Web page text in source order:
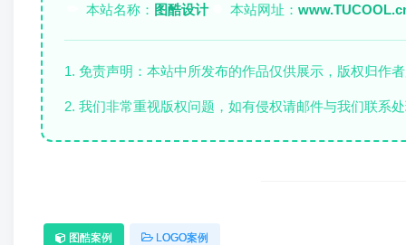
本站名称： 图酷设计 本站网址：
1. 免责声明：本站中所发布的作品仅供展示，版权归作
2. 我们非常重视版权问题，如有侵权请邮件与我们联系
图酷案例 LOGO案例